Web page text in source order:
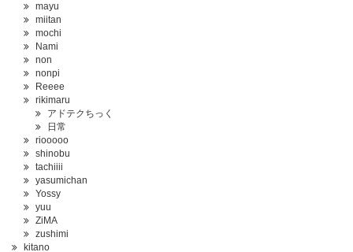
mayu
miitan
mochi
Nami
non
nonpi
Reeee
rikimaru
アドテクちっく
日常
riooooo
shinobu
tachiiii
yasumichan
Yossy
yuu
ZiMA
zushimi
kitano